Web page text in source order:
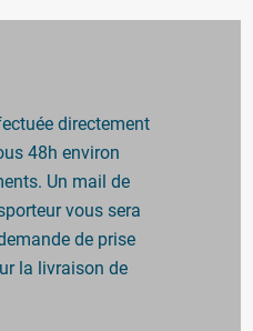
directement
48h environ
Un mail de
vous sera
de prise
la livraison de